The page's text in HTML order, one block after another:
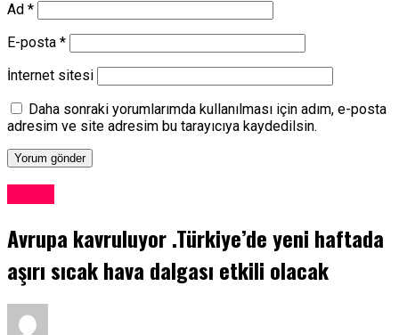
Ad *
E-posta *
İnternet sitesi
Daha sonraki yorumlarımda kullanılması için adım, e-posta
adresim ve site adresim bu tarayıcıya kaydedilsin.
Avrupa kavruluyor .Türkiye’de yeni haftada
aşırı sıcak hava dalgası etkili olacak